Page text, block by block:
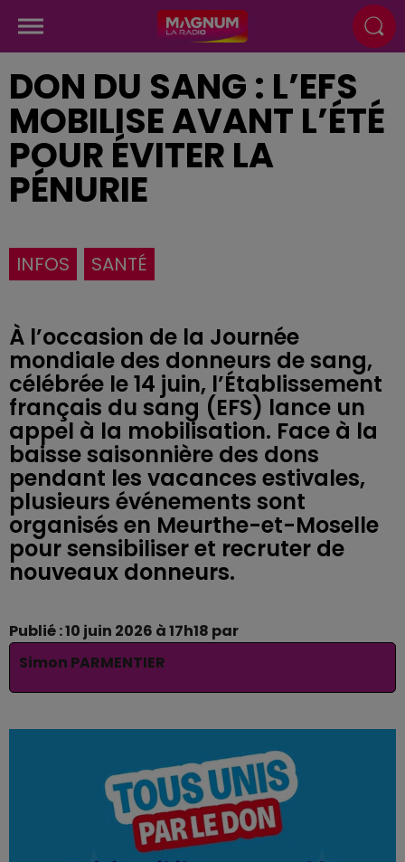
DON DU SANG : L’EFS
MOBILISE AVANT L’ÉTÉ
POUR ÉVITER LA
PÉNURIE
INFOS SANTÉ
À l’occasion de la Journée
mondiale des donneurs de sang,
célébrée le 14 juin, l’Établissement
français du sang (EFS) lance un
appel à la mobilisation. Face à la
baisse saisonnière des dons
pendant les vacances estivales,
plusieurs événements sont
organisés en Meurthe-et-Moselle
pour sensibiliser et recruter de
nouveaux donneurs.
Publié : 10 juin 2026 à 17h18 par
Simon PARMENTIER